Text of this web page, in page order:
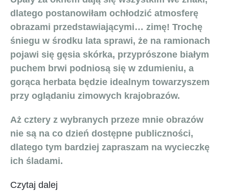
dlatego postanowiłam ochłodzić atmosferę
obrazami przedstawiającymi… zimę! Trochę
śniegu w środku lata sprawi, że na ramionach
pojawi się gęsia skórka, przyprószone białym
puchem brwi podniosą się w zdumieniu, a
gorąca herbata będzie idealnym towarzyszem
przy oglądaniu zimowych krajobrazów.
Aż cztery z wybranych przeze mnie obrazów
nie są na co dzień dostępne publiczności,
dlatego tym bardziej zapraszam na wycieczkę
ich śladami.
Czytaj dalej